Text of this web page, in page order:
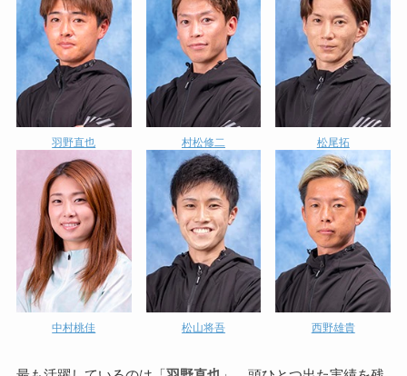
羽野直也 村松修二 松尾拓
中村桃佳 松山将吾 西野雄貴